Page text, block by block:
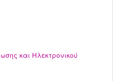
και Ηλεκτρονικού